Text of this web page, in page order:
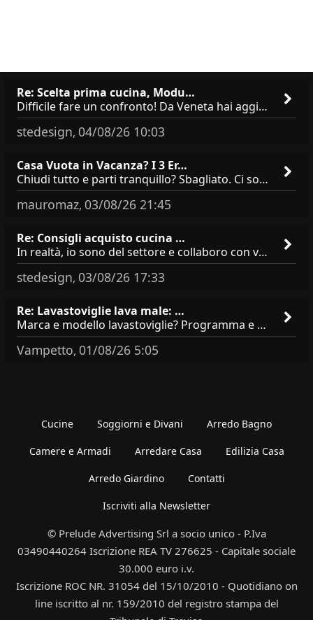
Re: Scelta prima cucina, Modu…
Difficile fare un confronto! Da Veneta hai aggiunto i pensili a tutta altezza e una colonna dispensa da 30, che da soli
stedesign, 04/08/26 10:03
Casa Vuota in Vacanza? I 3 Er…
Chiudi tutto e parti tranquillo? Sbagliato. Ci sono 3 comportamenti che dicono ai ladri &quot;sono via per due settimane
mauromaz, 03/08/26 21:45
Re: Consigli acquisto cucina …
In realtà, io sono del settore e collaboro con vari negozi, ti possono dire che sono tutti brand abbastanza simili come
stedesign, 03/08/26 17:33
Re: Lavastoviglie lava male: …
Marca e modello lavastoviglie? Programma e Deterisvo utilizzato ? Decalcificatore è regolato in in base alla durezza
Vampetto, 01/08/26 5:05
Cucine Soggiorni e Divani Arredo Bagno
Camere e Armadi Arredare Casa Edilizia Casa
Arredo Giardino Contatti
Iscriviti alla Newsletter
© Prelude Advertising Srl a socio unico - P.Iva
03490440264 Iscrizione REA TV 276625 - Capitale sociale
30.000 euro i.v.
Iscrizione ROC NR. 31054 del 15/10/2010 - Quotidiano on
line iscritto al nr. 159/2010 del registro stampa del